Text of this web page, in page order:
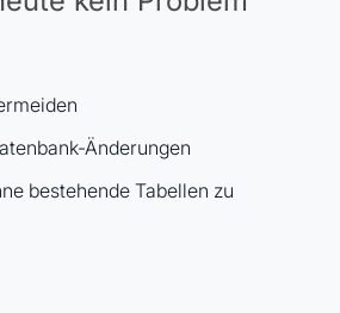
Änderungen
bestehende Tabellen zu